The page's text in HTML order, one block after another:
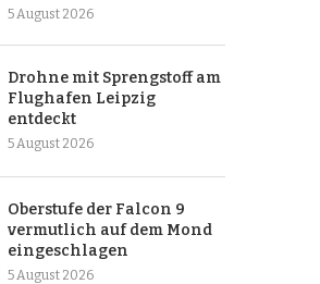
5 August 2026
Drohne mit Sprengstoff am
Flughafen Leipzig
entdeckt
5 August 2026
Oberstufe der Falcon 9
vermutlich auf dem Mond
eingeschlagen
5 August 2026